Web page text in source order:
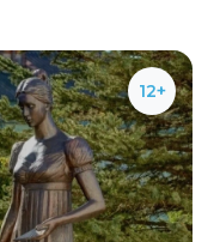
12+